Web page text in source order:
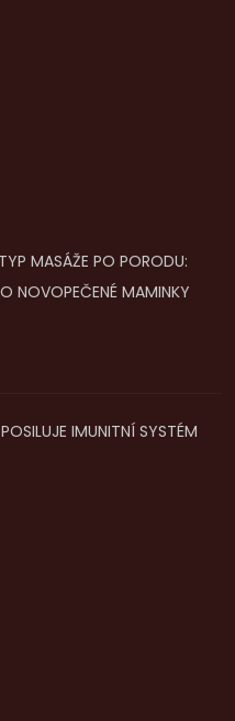
MASÁŽE PO PORODU:
NOVOPEČENÉ MAMINKY
IMUNITNÍ SYSTÉM